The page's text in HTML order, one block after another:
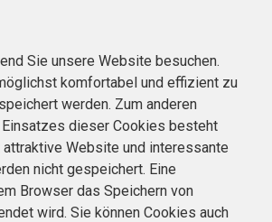
Sie unsere Website besuchen.
komfortabel und effizient zu
werden. Zum anderen
dieser Cookies besteht
Website und interessante
nicht gespeichert. Eine
Browser das Speichern von
wird. Sie können Cookies auch